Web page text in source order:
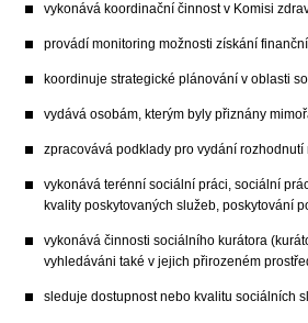
vykonává koordinační činnost v Komisi
provádí monitoring možnosti získání
koordinuje strategické plánování v oblasti
vydává osobám, kterým byly přiznány
zpracovává podklady pro vydání
vykonává terénní sociální práci, sociální
kvality poskytovaných služeb, poskytování
vykonává činnosti sociálního kurátora
vyhledáváni také v jejich přirozeném
sleduje dostupnost nebo kvalitu sociálních